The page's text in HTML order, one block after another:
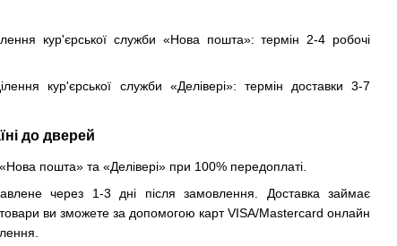
кур'єрської служби «Нова пошта»: термін 2-4 робочі
кур'єрської служби «Делівері»: термін доставки 3-7
до дверей
пошта» та «Делівері» при 100% передоплаті.
через 1-3 дні після замовлення. Доставка займає
ви зможете за допомогою карт VISA/Mastercard онлайн